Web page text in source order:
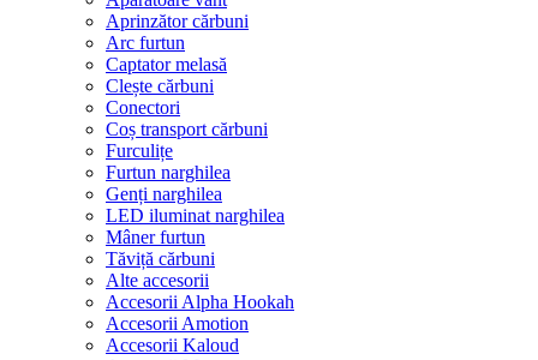
Aprinzător cărbuni
Arc furtun
Captator melasă
Clește cărbuni
Conectori
Coș transport cărbuni
Furculițe
Furtun narghilea
Genți narghilea
LED iluminat narghilea
Mâner furtun
Tăviță cărbuni
Alte accesorii
Accesorii Alpha Hookah
Accesorii Amotion
Accesorii Kaloud